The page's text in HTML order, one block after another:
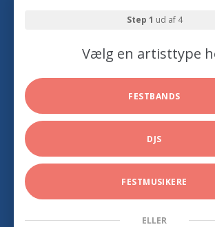
Step 1 ud af 4
Vælg en artisttype
FESTBANDS
DJS
FESTMUSIKERE
ELLER